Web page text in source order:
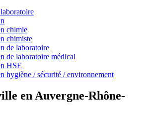
chimie
chimiste
de laboratoire
de laboratoire médical
HSE
hygiène / sécurité / environnement
en Auvergne-Rhône-